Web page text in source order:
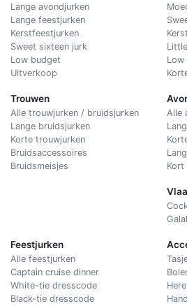
Lange avondjurken
Lange feestjurken
Kerstfeestjurken
Sweet sixteen jurk
Low budget
Uitverkoop
Trouwen
Alle trouwjurken / bruidsjurken
Lange bruidsjurken
Korte trouwjurken
Bruidsaccessoires
Bruidsmeisjes
Low
Alle
Kort
Feestjurken
Alle feestjurken
Captain cruise dinner
White-tie dresscode
Black-tie dresscode